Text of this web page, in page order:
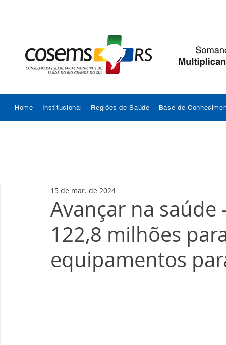
Home Institucional Regiões de Saúde Base de
Avançar na saúde
122,8 milhões
equipamentos
15 de mar. de 2024